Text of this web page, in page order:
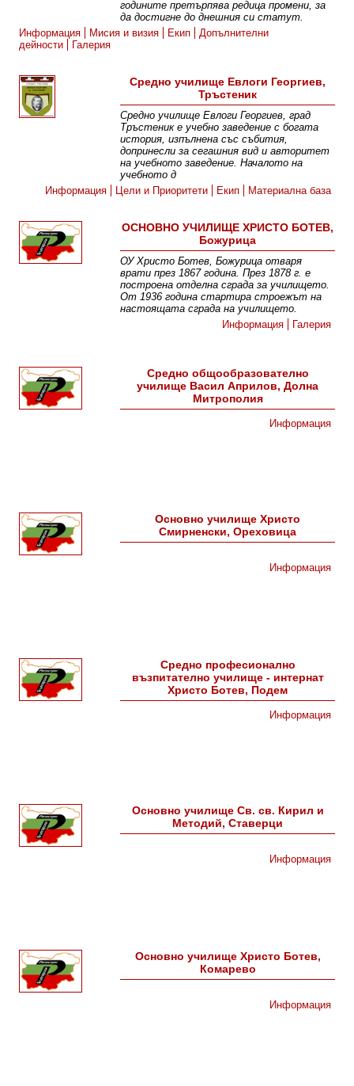
годините претърпява редица промени, за
да достигне до днешния си статут.
Информация
Мисия и визия Екип
Допълнителни
дейности
Галерия
Средно училище Евлоги Георгиев,
Тръстеник
Средно училище Евлоги Георгиев, град
Тръстеник е учебно заведение с богата
история, изпълнена със събития,
допринесли за сегашния вид и авторитет
на учебното заведение. Началото на
учебното д
Информация
Цели и Приоритети Екип Материална база
ОСНОВНО УЧИЛИЩЕ ХРИСТО БОТЕВ,
Божурица
ОУ Христо Ботев, Божурица отваря
врати през 1867 година. През 1878 г. е
построена отделна сграда за училището.
От 1936 година стартира строежът на
настоящата сграда на училището.
Информация
Галерия
Средно общообразователно
училище Васил Априлов, Долна
Митрополия
Информация
Основно училище Христо
Смирненски, Ореховица
Информация
Средно професионално
възпитателно училище - интернат
Христо Ботев, Подем
Информация
Основно училище Св. св. Кирил и
Методий, Ставерци
Информация
Основно училище Христо Ботев,
Комарево
Информация